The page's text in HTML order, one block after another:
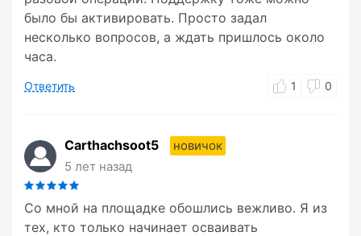
было бы активировать. Просто задал
несколько вопросов, а ждать пришлось около
часа.
Ответить 1 0
Carthachsoot5
новичок
5 лет назад
Со мной на площадке обошлись вежливо. Я из
тех, кто только начинает осваивать